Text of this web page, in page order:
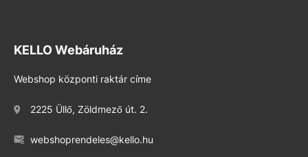
KELLO Webáruház
Webshop központi raktár címe
2225 Üllő, Zöldmező út. 2.
webshoprendeles@kello.hu